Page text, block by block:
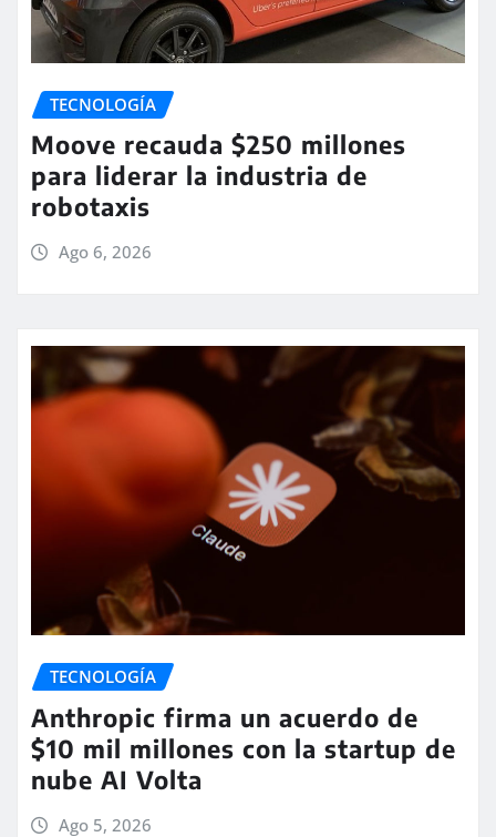
TECNOLOGÍA
Moove recauda $250 millones
para liderar la industria de
robotaxis
Ago 6, 2026
TECNOLOGÍA
Anthropic firma un acuerdo de
$10 mil millones con la startup de
nube AI Volta
Ago 5, 2026